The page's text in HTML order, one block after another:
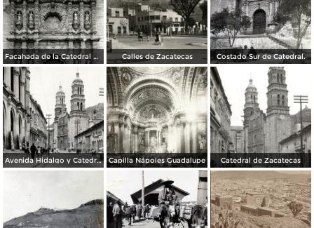
Facahada de la Catedral de Zacatecas Calles de Zacatecas Costado Sur de Catedral.
Avenida Hidalgo y Catedral de Zacatecas Capilla Nápoles Guadalupe Catedral de Zacatecas